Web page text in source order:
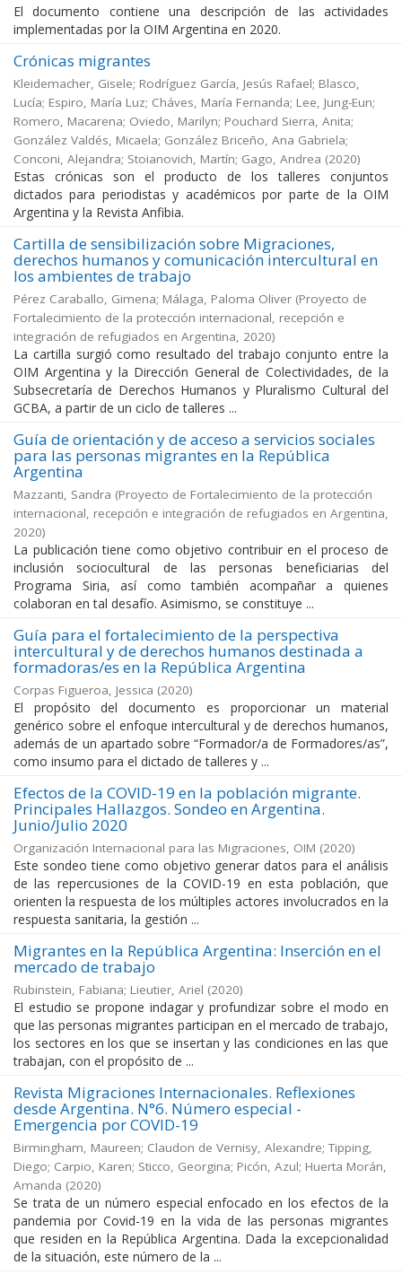
El documento contiene una descripción de las actividades
implementadas por la OIM Argentina en 2020.
Crónicas migrantes
Kleidemacher, Gisele; Rodríguez García, Jesús Rafael; Blasco,
Lucía; Espiro, María Luz; Cháves, María Fernanda; Lee, Jung-Eun;
Romero, Macarena; Oviedo, Marilyn; Pouchard Sierra, Anita;
González Valdés, Micaela; González Briceño, Ana Gabriela;
Conconi, Alejandra; Stoianovich, Martín; Gago, Andrea (2020)
Estas crónicas son el producto de los talleres conjuntos
dictados para periodistas y académicos por parte de la OIM
Argentina y la Revista Anfibia.
Cartilla de sensibilización sobre Migraciones,
derechos humanos y comunicación intercultural en
los ambientes de trabajo
Pérez Caraballo, Gimena; Málaga, Paloma Oliver (Proyecto de
Fortalecimiento de la protección internacional, recepción e
integración de refugiados en Argentina, 2020)
La cartilla surgió como resultado del trabajo conjunto entre la
OIM Argentina y la Dirección General de Colectividades, de la
Subsecretaría de Derechos Humanos y Pluralismo Cultural del
GCBA, a partir de un ciclo de talleres ...
Guía de orientación y de acceso a servicios sociales
para las personas migrantes en la República
Argentina
Mazzanti, Sandra (Proyecto de Fortalecimiento de la protección
internacional, recepción e integración de refugiados en Argentina,
2020)
La publicación tiene como objetivo contribuir en el proceso de
inclusión sociocultural de las personas beneficiarias del
Programa Siria, así como también acompañar a quienes
colaboran en tal desafío. Asimismo, se constituye ...
Guía para el fortalecimiento de la perspectiva
intercultural y de derechos humanos destinada a
formadoras/es en la República Argentina
Corpas Figueroa, Jessica (2020)
El propósito del documento es proporcionar un material
genérico sobre el enfoque intercultural y de derechos humanos,
además de un apartado sobre “Formador/a de Formadores/as”,
como insumo para el dictado de talleres y ...
Efectos de la COVID-19 en la población migrante.
Principales Hallazgos. Sondeo en Argentina.
Junio/Julio 2020
Organización Internacional para las Migraciones, OIM (2020)
Este sondeo tiene como objetivo generar datos para el análisis
de las repercusiones de la COVID-19 en esta población, que
orienten la respuesta de los múltiples actores involucrados en la
respuesta sanitaria, la gestión ...
Migrantes en la República Argentina: Inserción en el
mercado de trabajo
Rubinstein, Fabiana; Lieutier, Ariel (2020)
El estudio se propone indagar y profundizar sobre el modo en
que las personas migrantes participan en el mercado de trabajo,
los sectores en los que se insertan y las condiciones en las que
trabajan, con el propósito de ...
Revista Migraciones Internacionales. Reflexiones
desde Argentina. N°6. Número especial -
Emergencia por COVID-19
Birmingham, Maureen; Claudon de Vernisy, Alexandre; Tipping,
Diego; Carpio, Karen; Sticco, Georgina; Picón, Azul; Huerta Morán,
Amanda (2020)
Se trata de un número especial enfocado en los efectos de la
pandemia por Covid-19 en la vida de las personas migrantes
que residen en la República Argentina. Dada la excepcionalidad
de la situación, este número de la ...